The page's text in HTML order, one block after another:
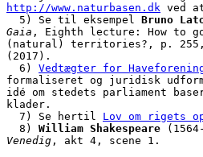
http://www.naturbasen.dk ved
  5) Se til eksempel
Bruno
Gaia , Eighth lecture: How to
(natural) territories?, p. 255,
(2017).
  6)
Vedtægter for
formaliseret og juridisk
idé om stedets parliament
klader.
  7) Se hertil
Lov om rigets
  8)
William Shakespeare
Venedig , akt 4, scene 1.